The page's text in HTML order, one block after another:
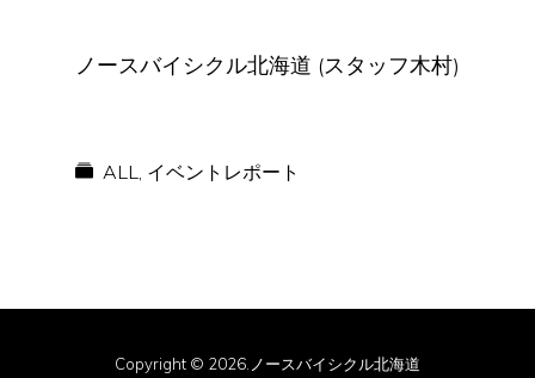
ノースバイシクル北海道 (スタッフ木村)
ALL イベントレポート
Copyright © 2026.ノースバイシクル北海道